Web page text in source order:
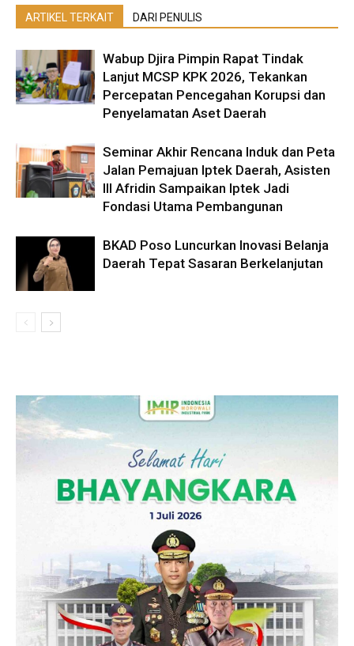
ARTIKEL TERKAIT DARI PENULIS
Wabup Djira Pimpin Rapat Tindak
Lanjut MCSP KPK 2026, Tekankan
Percepatan Pencegahan Korupsi dan
Penyelamatan Aset Daerah
Seminar Akhir Rencana Induk dan Peta
Jalan Pemajuan Iptek Daerah, Asisten
III Afridin Sampaikan Iptek Jadi
Fondasi Utama Pembangunan
BKAD Poso Luncurkan Inovasi Belanja
Daerah Tepat Sasaran Berkelanjutan